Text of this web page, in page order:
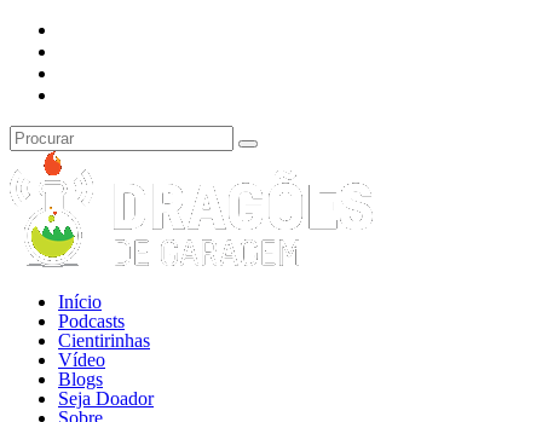
Início
Podcasts
Cientirinhas
Vídeo
Blogs
Seja Doador
Sobre